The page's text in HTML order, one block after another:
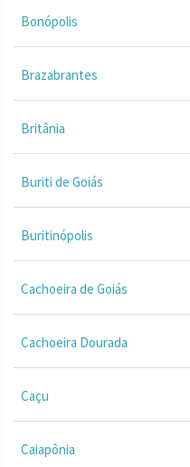
Bonópolis
Brazabrantes
Britânia
Buriti de Goiás
Buritinópolis
Cachoeira de Goiás
Cachoeira Dourada
Caçu
Caiapônia